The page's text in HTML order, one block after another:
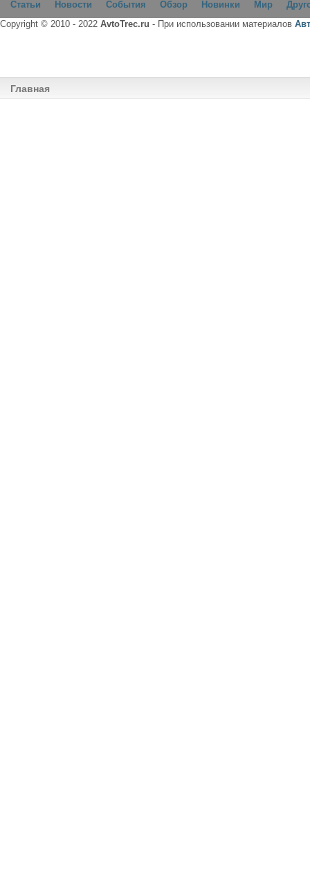
Статьи Новости События Обзор Новинки Мир
Copyright © 2010 - 2022 AvtoTrec.ru - При использовании материалов
Главная